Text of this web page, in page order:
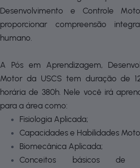
Desenvolvimento e Controle
proporcionar compreensão
humano.
A Pós em Aprendizagem,
Motor da USCS tem duração de
horária de 380h. Nele você irá
para a área como:
Fisiologia Aplicada;
Capacidades e Habilidades
Biomecânica Aplicada;
Conceitos básicos de